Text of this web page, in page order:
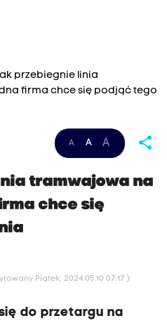
przebiegnie linia
firma chce się podjąć tego
A A A share
tramwajowa na
chce się
Piątek, 2024.05.10 07:17 )
do przetargu na